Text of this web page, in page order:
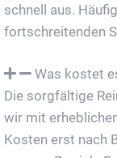
schnell aus.
fortschreitenden
Was kostet
Die sorgfältige
wir mit
Kosten erst nach